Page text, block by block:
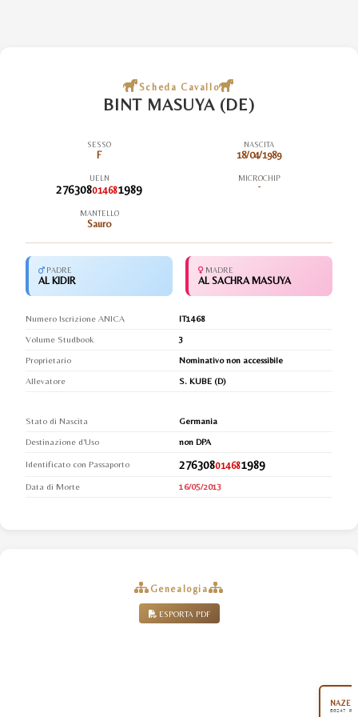
Scheda Cavallo
BINT MASUYA (DE)
SESSO
F
NASCITA
18/04/1989
UELN
276308014681989
MICROCHIP
-
MANTELLO
Sauro
PADRE
AL KIDIR
MADRE
AL SACHRA MASUYA
Numero Iscrizione ANICA
IT1468
Volume Studbook
3
Proprietario
Nominativo non accessibile
Allevatore
S. KUBE (D)
Stato di Nascita
Germania
Destinazione d'Uso
non DPA
Identificato con Passaporto 276308014681989
Data di Morte 16/05/2013
Genealogia
ESPORTA PDF
EG247 RAS